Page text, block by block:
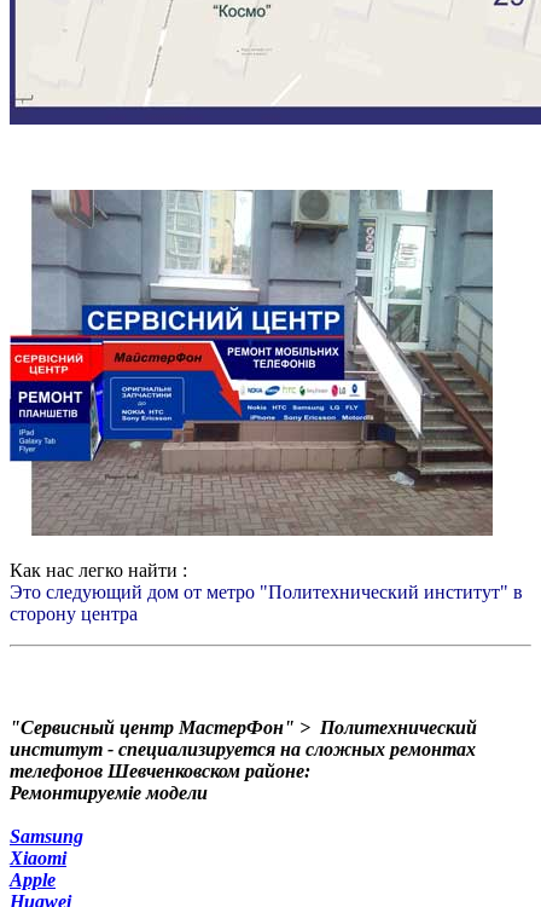
Как нас легко найти :
Это следующий дом от метро "Политехнический институт" в
сторону центра
"Сервисный центр МастерФон" > Политехнический
институт - специализируется на сложных ремонтах
телефонов Шевченковском районе:
Ремонтируеміе модели
Samsung
Xiaomi
Apple
Huawei